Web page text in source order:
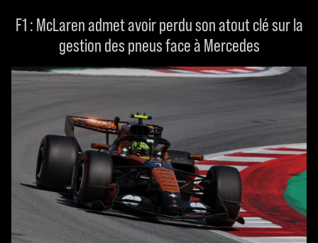
F1 : McLaren admet avoir perdu son atout clé sur la
gestion des pneus face à Mercedes